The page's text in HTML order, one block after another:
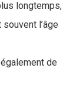
longtemps,
l’âge
de